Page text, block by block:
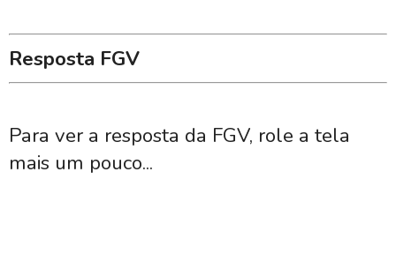
Resposta FGV
Para ver a resposta da FGV, role a tela
mais um pouco...